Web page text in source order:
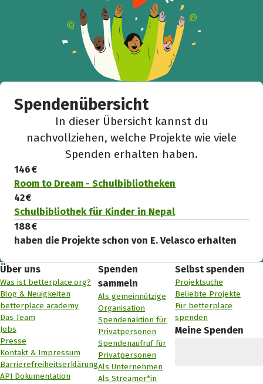
Spendenübersicht
In dieser Übersicht kannst du
nachvollziehen, welche Projekte wie viele
Spenden erhalten haben.
146 €
Room to Dream - Schulbibliotheken
42 €
Schulbibliothek für Kinder in Nepal
188 €
haben die Projekte schon von E. Velasco erhalten
Über uns
Was ist betterplace.org?
Blog & Neuigkeiten
betterplace academy
Das Team
Jobs
Presse
Kontakt & Impressum
Barrierefreiheitserklärung
API Dokumentation
Spenden
sammeln
Als gemeinnützige
Organisation
Spendenaktion für
Privatpersonen
Spendenaufruf für
Privatpersonen
Als Unternehmen
Als Streamer*in
Selbst spenden
Projektsuche
Beliebte Projekte
Für betterplace
spenden
Meine Spenden